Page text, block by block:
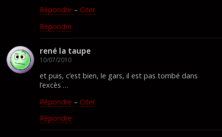
Répondre – Citer
Répondre
rené la taupe
10/07/2010
et puis, c’est bien, le gars, il est pas tombé dans
l’excès …
Répondre – Citer
Répondre